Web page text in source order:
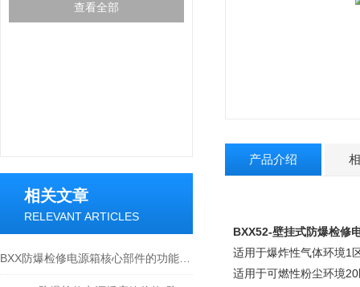
查看全部
相关文章
RELEVANT ARTICLES
产品介绍
BXX52-壁挂式防爆检修
适用于爆炸性气体环境1
适用于可燃性粉尘环境